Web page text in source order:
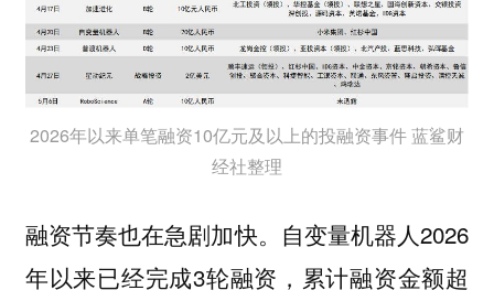
2026年以来单笔融资10亿元及以上的投融资事件 蓝鲨财
经社整理
融资节奏也在急剧加快。自变量机器人2026
年以来已经完成3轮融资，累计融资金额超